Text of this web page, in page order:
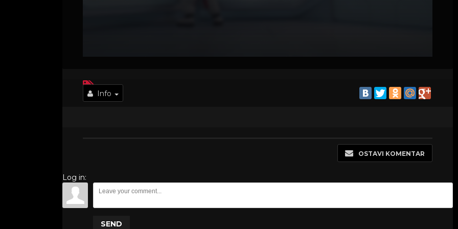
Info
OSTAVI KOMENTAR
Log in:
SEND